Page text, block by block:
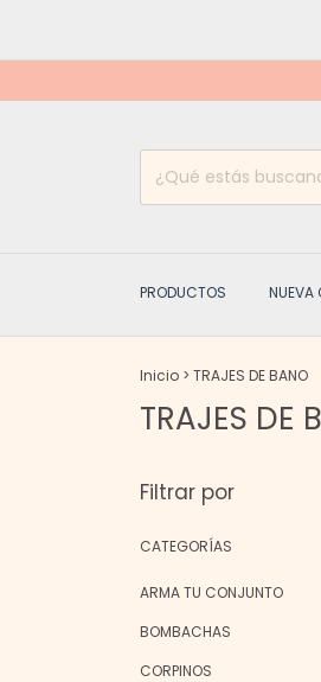
PRODUCTOS NUEVA
Inicio > TRAJES DE BANO
TRAJES DE
Filtrar por
CATEGORÍAS
ARMA TU CONJUNTO
BOMBACHAS
CORPINOS